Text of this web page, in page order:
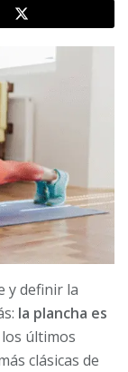
y definir la
la plancha es
los últimos
clásicas de